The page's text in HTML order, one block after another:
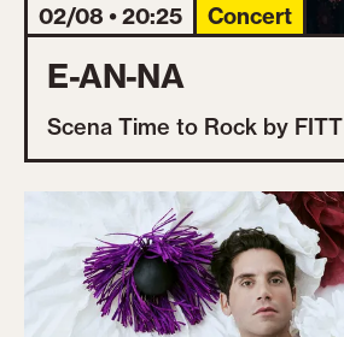
02/08 • 20:25 Concert
E-AN-NA
Scena Time to Rock by FITT